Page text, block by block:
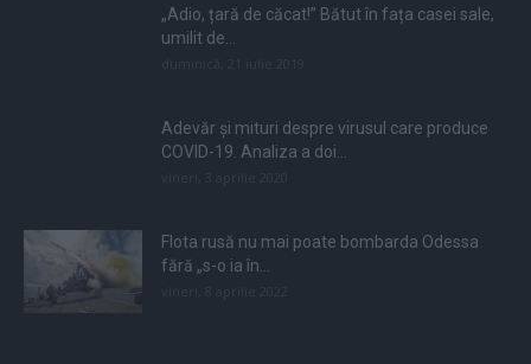
„Adio, țară de căcat!” Bătut în fața casei sale,
umilit de...
Adevăr și mituri despre virusul care produce
COVID-19. Analiza a doi...
Flota rusă nu mai poate bombarda Odessa
fără „s-o ia în...